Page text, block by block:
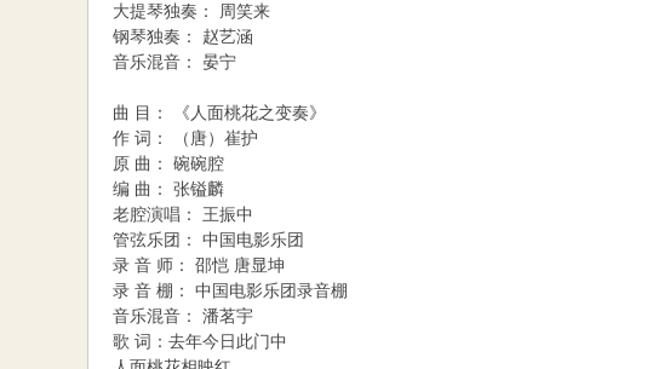
大提琴独奏： 周笑来
钢琴独奏： 赵艺涵
音乐混音： 晏宁
曲 目： 《人面桃花之变奏》
作 词： （唐）崔护
原 曲： 碗碗腔
编 曲： 张镒麟
老腔演唱： 王振中
管弦乐团： 中国电影乐团
录 音 师： 邵恺 唐显坤
录 音 棚： 中国电影乐团录音棚
音乐混音： 潘茗宇
歌 词：去年今日此门中